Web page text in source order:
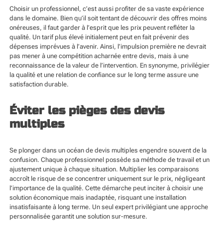
Choisir un professionnel, c’est aussi profiter de sa vaste expérience
dans le domaine. Bien qu’il soit tentant de découvrir des offres moins
onéreuses, il faut garder à l’esprit que les prix peuvent refléter la
qualité. Un tarif plus élevé initialement peut en fait prévenir des
dépenses imprévues à l’avenir. Ainsi, l’impulsion première ne devrait
pas mener à une compétition acharnée entre devis, mais à une
reconnaissance de la valeur de l’intervention. En synonyme, privilégier
la qualité et une relation de confiance sur le long terme assure une
satisfaction durable.
Éviter les pièges des devis
multiples
Se plonger dans un océan de devis multiples engendre souvent de la
confusion. Chaque professionnel possède sa méthode de travail et un
ajustement unique à chaque situation. Multiplier les comparaisons
accroît le risque de se concentrer uniquement sur le prix, négligeant
l’importance de la qualité. Cette démarche peut inciter à choisir une
solution économique mais inadaptée, risquant une installation
insatisfaisante à long terme. Un seul expert privilégiant une approche
personnalisée garantit une solution sur-mesure.